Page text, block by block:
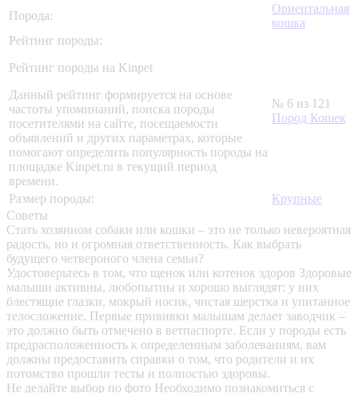
Порода:
Ориентальная
кошка
Рейтинг породы:
Рейтинг породы на Kinpet
Данный рейтинг формируется на основе
частоты упоминаний, поиска породы
посетителями на сайте, посещаемости
объявлений и других параметрах, которые
помогают определить популярность породы на
площадке Kinpet.ru в текущий период
времени.
№ 6 из 121
Пород Кошек
Размер породы:
Крупные
Советы
Стать хозяином собаки или кошки – это не только невероятная
радость, но и огромная ответственность. Как выбрать
будущего четвероного члена семьи?
Удостоверьтесь в том, что щенок или котенок здоров Здоровые
малыши активны, любопытны и хорошо выглядят: у них
блестящие глазки, мокрый носик, чистая шерстка и упитанное
телосложение. Первые прививки малышам делает заводчик –
это должно быть отмечено в ветпаспорте. Если у породы есть
предрасположенность к определенным заболеваниям, вам
должны предоставить справки о том, что родители и их
потомство прошли тесты и полностью здоровы.
Не делайте выбор по фото Необходимо познакомиться с